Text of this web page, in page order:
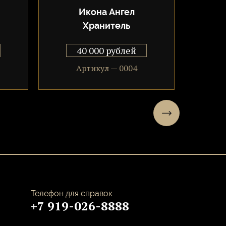
Икона Ангел
Хранитель
40 000 рублей
Артикул — 0004
Телефон для справок
+7 919-026-8888